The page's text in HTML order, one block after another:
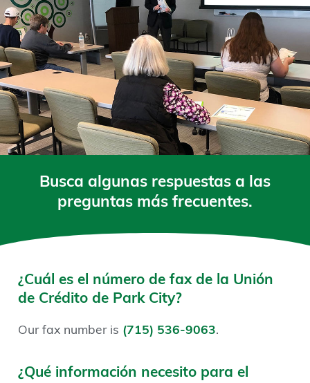
Busca algunas respuestas a las
preguntas más frecuentes.
¿Cuál es el número de fax de la Unión
de Crédito de Park City?
Our fax number is (715) 536-9063.
¿Qué información necesito para el